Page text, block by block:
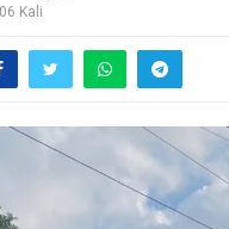
Kali